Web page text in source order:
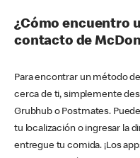
¿Cómo encuentro
contacto de
Para encontrar un método
cerca de ti, simplemente
Grubhub o Postmates.
tu localización o ingresar la
entregue tu comida. ¡Los